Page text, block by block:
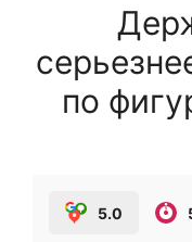
по
5.0